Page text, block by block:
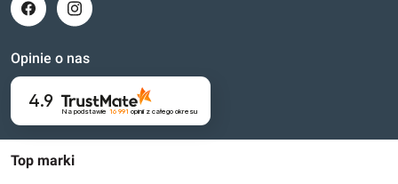
Top marki
Opinie o nas
4.9
Na podstawie 16 991 opinii z całego okresu